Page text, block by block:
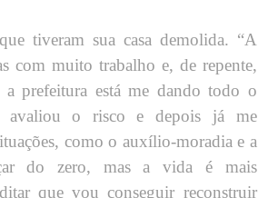
tiveram sua casa demolida. “A
com muito trabalho e, de repente,
prefeitura está me dando todo o
avaliou o risco e depois já me
como o auxílio-moradia e a
do zero, mas a vida é mais
que vou conseguir reconstruir